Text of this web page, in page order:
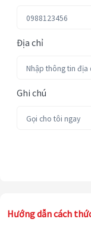
Địa chỉ
Ghi chú
Hướng dẫn cách